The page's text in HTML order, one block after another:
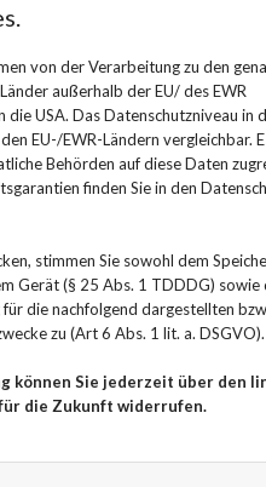
von der Verarbeitung zu den
außerhalb der EU/ des EWR
USA. Das Datenschutzniveau in
EU-/EWR-Ländern vergleichbar.
Behörden auf diese Daten
finden Sie in den
stimmen Sie sowohl dem
Gerät (§ 25 Abs. 1 TDDDG) sowie
die nachfolgend dargestellten
zu (Art 6 Abs. 1 lit. a. DSGVO).
können Sie jederzeit über den
die Zukunft widerrufen.